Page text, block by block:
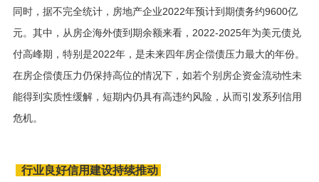
同时，据不完全统计，房地产企业2022年预计到期债务约9600亿
元。其中，从房企海外债到期余额来看，2022-2025年为美元债兑
付高峰期，特别是2022年，是未来四年房企偿债压力最大的年份。
在房企偿债压力仍保持高位的情况下，如若个别房企资金流动性未
能得到实质性缓解，短期内仍具有高违约风险，从而引发系列信用
危机。
行业良好信用建设持续推动